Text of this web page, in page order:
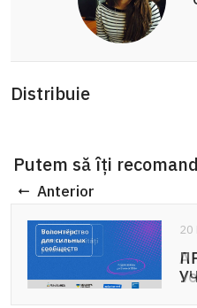
Distribuie
Putem să îți
Anterior
20
20